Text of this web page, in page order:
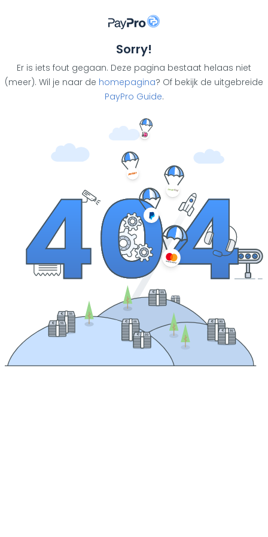
Sorry!
Er is iets fout gegaan. Deze pagina bestaat helaas niet
(meer). Wil je naar de homepagina? Of bekijk de uitgebreide
PayPro Guide.